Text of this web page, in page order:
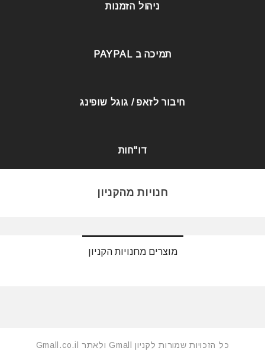
ניהול הזמנות
תמיכה ב PAYPAL
חיבור לזאפ / גוגל שופינג
דו"חות
חנויות מהקניון
מוצרים מחנויות הקניון
כל הזכויות שמורות לקניון Gmall ולאתר Gmall.co.il